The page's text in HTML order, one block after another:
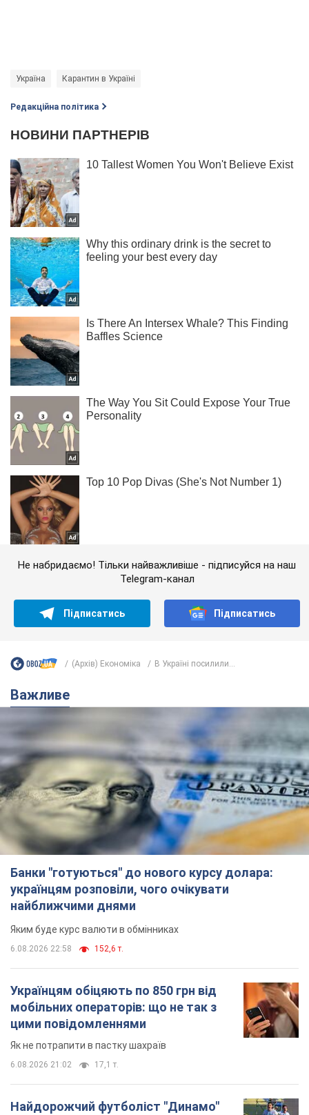
Україна Карантин в Україні
Редакційна політика
Не набридаємо! Тільки найважливіше - підписуйся на наш
Telegram-канал
Підписатись Підписатись
(Архів) Економіка В Україні посилили...
Важливе
Банки "готуються" до нового курсу долара:
українцям розповіли, чого очікувати
найближчими днями
Яким буде курс валюти в обмінниках
6.08.2026 22:58 152,6 т.
Українцям обіцяють по 850 грн від
мобільних операторів: що не так з
цими повідомленнями
Як не потрапити в пастку шахраїв
6.08.2026 21:02 17,1 т.
Найдорожчий футболіст "Динамо"